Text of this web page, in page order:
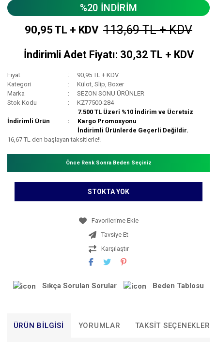
%20 İNDİRİM
90,95 TL + KDV 113,69 TL + KDV
İndirimli Adet Fiyatı: 30,32 TL + KDV
Fiyat
90,95 TL + KDV
Kategori
Külot, Slip, Boxer
Marka
SEZON SONU ÜRÜNLER
Stok Kodu
KZ77500-284
İndirimli Ürün
7.500 TL Üzeri %10 İndirim ve Ücretsiz
Kargo Promosyonu
İndirimli Ürünlerde Geçerli Değildir.
16,67 TL den başlayan taksitlerle!!
Önce Renk Sonra Beden Seçiniz
STOKTA YOK
Tavsiye Et
Karşılaştır
Sıkça Sorulan Sorular Beden Tablosu
ÜRÜN BILGISI YORUMLAR TAKSIT SEÇENEKLERI